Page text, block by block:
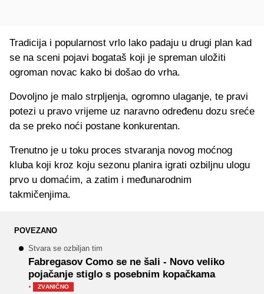
Tradicija i popularnost vrlo lako padaju u drugi plan kad
se na sceni pojavi bogataš koji je spreman uložiti
ogroman novac kako bi došao do vrha.
Dovoljno je malo strpljenja, ogromno ulaganje, te pravi
potezi u pravo vrijeme uz naravno određenu dozu sreće
da se preko noći postane konkurentan.
Trenutno je u toku proces stvaranja novog moćnog
kluba koji kroz koju sezonu planira igrati ozbiljnu ulogu
prvo u domaćim, a zatim i međunarodnim
takmičenjima.
POVEZANO
Stvara se ozbiljan tim
Fabregasov Como se ne šali - Novo veliko
pojačanje stiglo s posebnim kopačkama
· ZVANIČNO